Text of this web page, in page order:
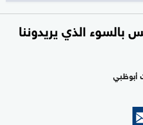
بالسوء الذي يريدوننا